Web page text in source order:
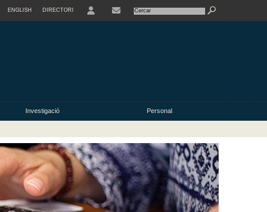
ENGLISH DIRECTORI
Investigació Personal